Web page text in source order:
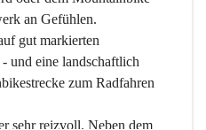
an Gefühlen.
gut markierten
und eine landschaftlich
zum Radfahren
sehr reizvoll. Neben dem